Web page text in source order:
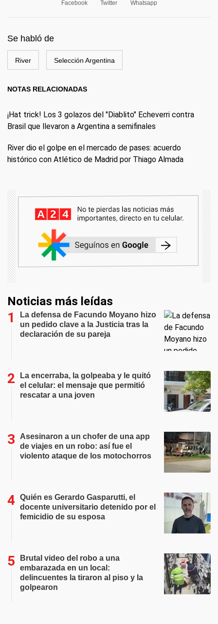
Facebook Twitter Whatsapp
Se habló de
River Selección Argentina
NOTAS RELACIONADAS
¡Hat trick! Los 3 golazos del "Diablito" Echeverri contra
Brasil que llevaron a Argentina a semifinales
River dio el golpe en el mercado de pases: acuerdo
histórico con Atlético de Madrid por Thiago Almada
Noticias más leídas
La defensa de Facundo Moyano hizo
un pedido clave a la Justicia tras la
declaración de su pareja
La encerraba, la golpeaba y le quitó
el celular: el mensaje que permitió
rescatar a una joven
Asesinaron a un chofer de una app
de viajes en un robo: así fue el
violento ataque de los motochorros
Quién es Gerardo Gasparutti, el
docente universitario detenido por el
femicidio de su esposa
Brutal video del robo a una
embarazada en un local:
delincuentes la tiraron al piso y la
golpearon